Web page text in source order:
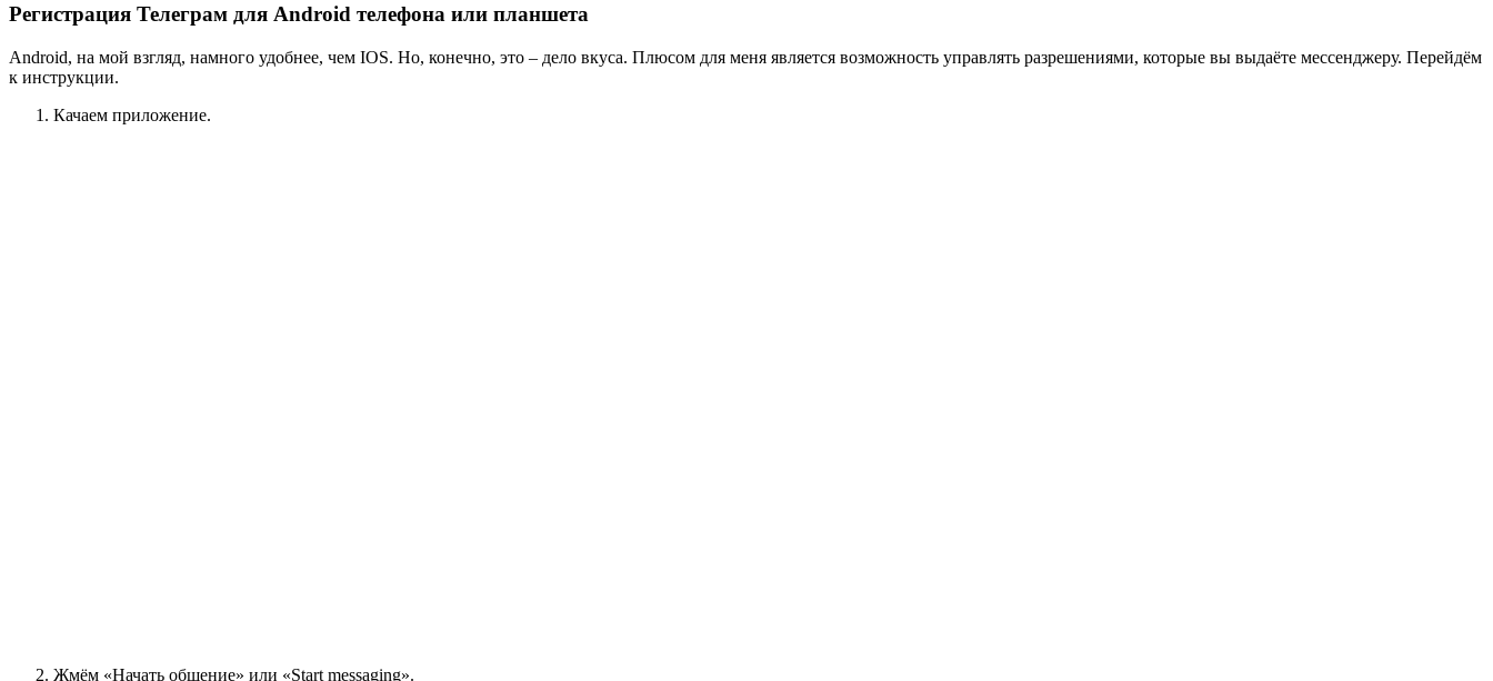
Регистрация Телеграм для Android телефона или планшета
Android, на мой взгляд, намного удобнее, чем IOS. Но, конечно, это – дело вкуса. Плюсом для меня является возможность управлять разрешениями, которые вы выдаёте мессенджеру. Перейдём
к инструкции.
Качаем приложение.
Жмём «Начать общение» или «Start messaging».